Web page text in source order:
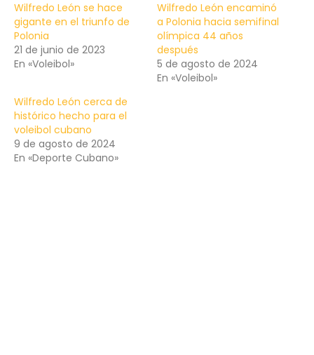
Wilfredo León se hace
gigante en el triunfo de
Polonia
21 de junio de 2023
En «Voleibol»
Wilfredo León encaminó
a Polonia hacia semifinal
olímpica 44 años
después
5 de agosto de 2024
En «Voleibol»
Wilfredo León cerca de
histórico hecho para el
voleibol cubano
9 de agosto de 2024
En «Deporte Cubano»